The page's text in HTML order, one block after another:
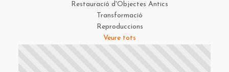
Restauració d'Objectes Antics
Transformació
Reproduccions
Veure tots